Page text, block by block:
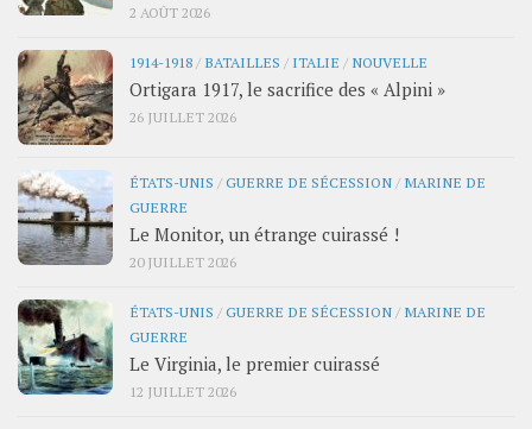
2 AOÛT 2026
1914-1918 / BATAILLES / ITALIE / NOUVELLE
Ortigara 1917, le sacrifice des « Alpini »
26 JUILLET 2026
ÉTATS-UNIS /GUERRE DE SÉCESSION / MARINE DE
GUERRE
Le Monitor, un étrange cuirassé !
20 JUILLET 2026
ÉTATS-UNIS /GUERRE DE SÉCESSION / MARINE DE
GUERRE
Le Virginia, le premier cuirassé
12 JUILLET 2026